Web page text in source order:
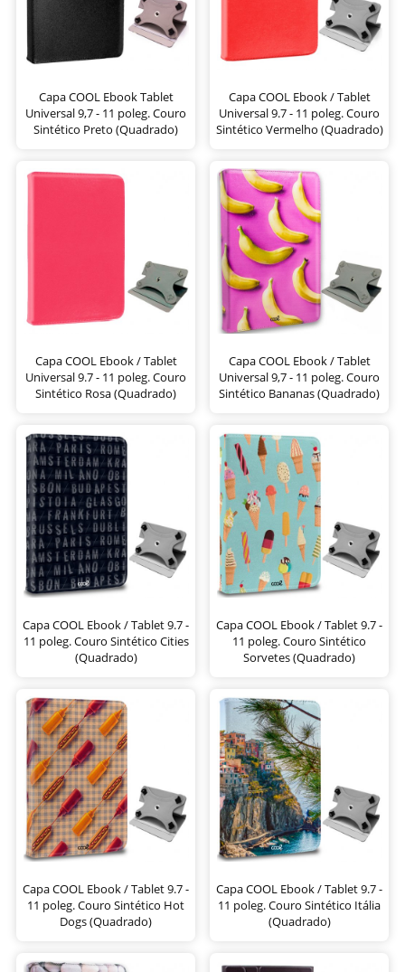
Capa COOL Ebook Tablet
Universal 9,7 - 11 poleg. Couro
Sintético Preto (Quadrado)
Capa COOL Ebook / Tablet
Universal 9.7 - 11 poleg. Couro
Sintético Vermelho (Quadrado)
Capa COOL Ebook / Tablet
Universal 9.7 - 11 poleg. Couro
Sintético Rosa (Quadrado)
Capa COOL Ebook / Tablet
Universal 9,7 - 11 poleg. Couro
Sintético Bananas (Quadrado)
Capa COOL Ebook / Tablet 9.7 -
11 poleg. Couro Sintético Cities
(Quadrado)
Capa COOL Ebook / Tablet 9.7 -
11 poleg. Couro Sintético
Sorvetes (Quadrado)
Capa COOL Ebook / Tablet 9.7 -
11 poleg. Couro Sintético Hot
Dogs (Quadrado)
Capa COOL Ebook / Tablet 9.7 -
11 poleg. Couro Sintético Itália
(Quadrado)